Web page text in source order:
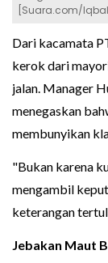
[Suara.com/Iqbal]
Dari kacamata
kerok dari
jalan. Manager
menegaskan
membunyikan
"Bukan karena
mengambil
keterangan
Jebakan Maut